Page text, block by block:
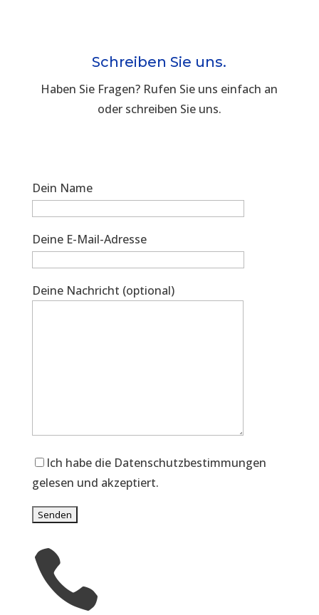
Schreiben Sie uns.
Haben Sie Fragen? Rufen Sie uns einfach an
oder schreiben Sie uns.
Dein Name
Deine E-Mail-Adresse
Deine Nachricht (optional)
Ich habe die Datenschutzbestimmungen
gelesen und akzeptiert.
